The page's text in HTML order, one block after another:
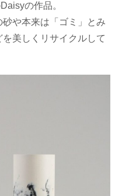
の作品。
や本来は「ゴミ」とみ
美しくリサイクルして